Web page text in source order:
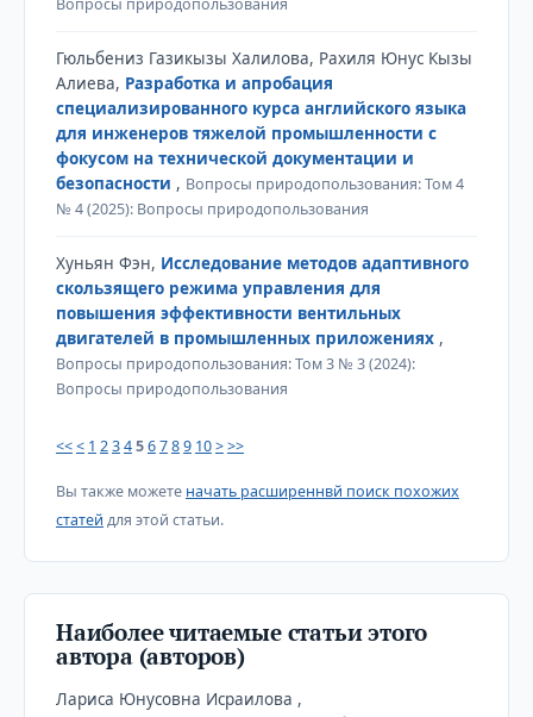
Вопросы природопользования
Гюльбениз Газикызы Халилова, Рахиля Юнус Кызы
Алиева, Разработка и апробация
специализированного курса английского языка
для инженеров тяжелой промышленности с
фокусом на технической документации и
безопасности , Вопросы природопользования: Том 4
№ 4 (2025): Вопросы природопользования
Хуньян Фэн, Исследование методов адаптивного
скользящего режима управления для
повышения эффективности вентильных
двигателей в промышленных приложениях ,
Вопросы природопользования: Том 3 № 3 (2024):
Вопросы природопользования
<<< 1 23456789 10>>>
Вы также можете начать расширеннвй поиск похожих
статей для этой статьи.
Наиболее читаемые статьи этого
автора (авторов)
Лариса Юнусовна Исраилова ,